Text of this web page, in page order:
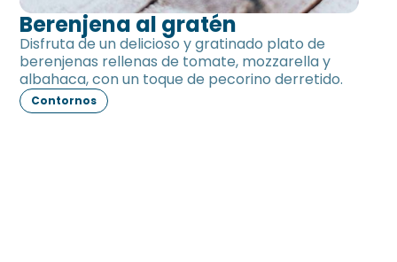
Berenjena al gratén
Disfruta de un delicioso y gratinado plato de
berenjenas rellenas de tomate, mozzarella y
albahaca, con un toque de pecorino derretido.
Contornos